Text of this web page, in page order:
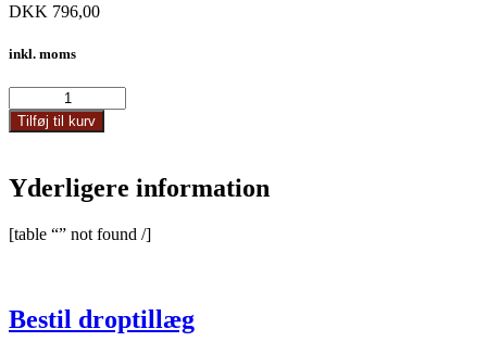
DKK 796,00
inkl. moms
antal
Tilføj til kurv
Yderligere information
[table “” not found /]
Bestil droptillæg